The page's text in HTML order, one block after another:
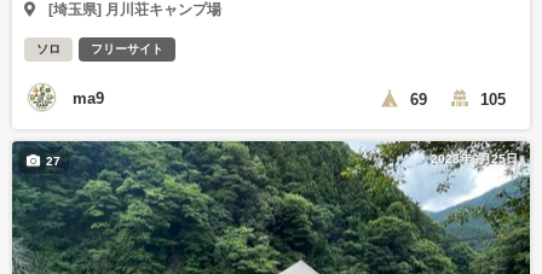
[埼玉県] 月川荘キャンプ場
ソロ フリーサイト
ma9 69 105
2023年6月25日
27